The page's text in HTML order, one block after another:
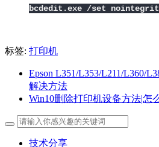
bcdedit.exe /set
标签: 打印机
Epson L351/L353/L211/L360/
解决方法
Win10删除打印机设备方法|怎
技术分享